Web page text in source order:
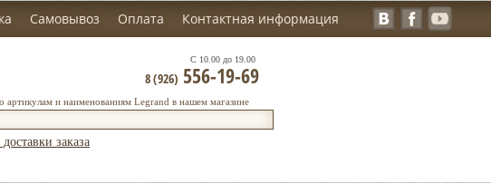
Самовывоз Оплата Контактная информация
артикулам и наименованиям Legrand в нашем магазине
С 10.00 до 19.00
8 (926) 556-19-69
заказа